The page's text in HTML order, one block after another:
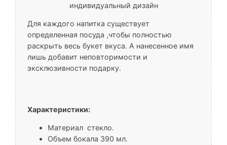
индивидуальный дизайн
Для каждого напитка существует
определенная посуда ,чтобы полностью
раскрыть весь букет вкуса. А нанесенное имя
лишь добавит неповторимости и
эксклюзивности подарку.
Характеристики:
Материал стекло.
Объем бокала 390 мл.